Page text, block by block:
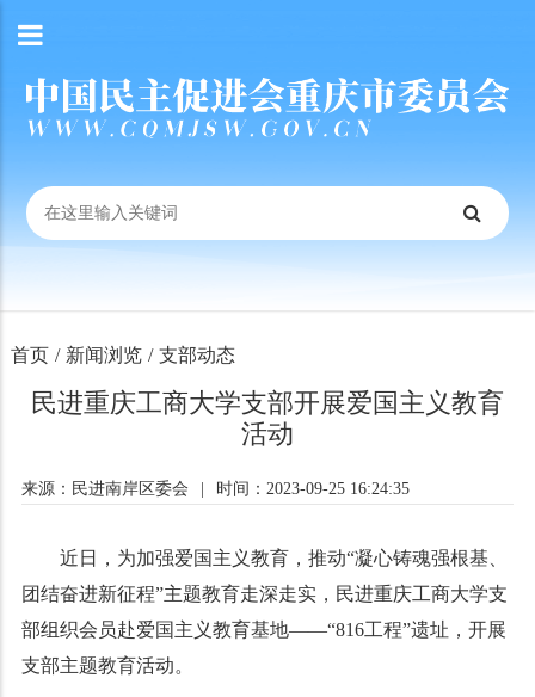
首页 / 新闻浏览 / 支部动态
民进重庆工商大学支部开展爱国主义教育
活动
来源：民进南岸区委会 时间：2023-09-25 16:24:35
近日，为加强爱国主义教育，推动“凝心铸魂强根基、
团结奋进新征程”主题教育走深走实，民进重庆工商大学支
部组织会员赴爱国主义教育基地——“816工程”遗址，开展
支部主题教育活动。